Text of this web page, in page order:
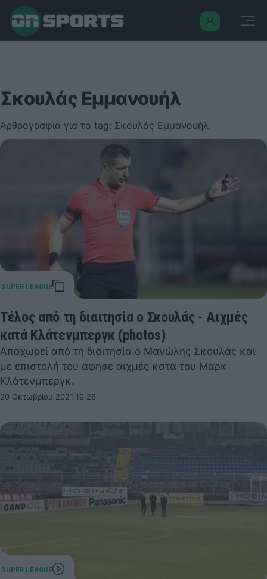
Σκουλάς Εμμανουήλ
Αρθρογραφία για το tag: Σκουλάς Εμμανουήλ
Τέλος από τη διαιτησία ο Σκουλάς - Αιχμές
κατά Κλάτενμπεργκ (photos)
Αποχωρεί από τη διαιτησία ο Μανώλης Σκουλάς και
με επιστολή του άφησε αιχμές κατά του Μαρκ
Κλάτενμπεργκ.
20 Οκτωβρίου 2021 19:28